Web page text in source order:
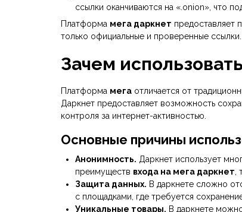
ссылки оканчиваются на «.onion», что
Платформа мега даркнет предоставляет
только официальные и проверенные ссылки.
Зачем
Платформа мега отличается от
Даркнет предоставляет возможность
контроля за интернет-активностью.
Основные причины
Анонимность. Даркнет использует
преимуществ входа на мега даркнет
Защита данных. В даркнете сложно
с площадками, где требуется
Уникальные товары. В даркнете